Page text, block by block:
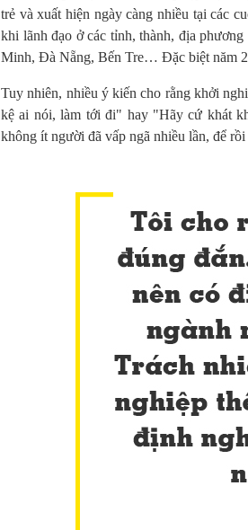
trẻ và xuất hiện ngày càng nhiều tại các
khi lãnh đạo ở các tỉnh, thành, địa
Minh, Đà Nẵng, Bến Tre… Đặc biệt năm
Tuy nhiên, nhiều ý kiến cho rằng khởi
kệ ai nói, làm tới đi" hay "Hãy cứ khát
không ít người đã vấp ngã nhiều lần, để